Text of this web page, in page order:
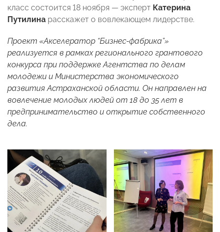
класс состоится 18 ноября — эксперт Катерина
Путилина расскажет о вовлекающем лидерстве.
Проект «Акселератор “Бизнес-фабрика”»
реализуется в рамках регионального грантового
конкурса при поддержке Агентства по делам
молодежи и Министерства экономического
развития Астраханской области. Он направлен на
вовлечение молодых людей от 18 до 35 лет в
предпринимательство и открытие собственного
дела.